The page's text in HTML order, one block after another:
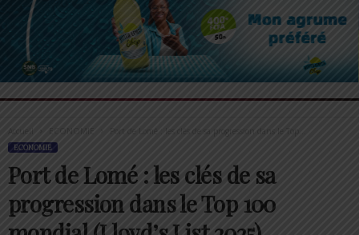
Accueil ECONOMIE Port de Lomé : les clés de sa progression dans le Top...
ECONOMIE
Port de Lomé : les clés de sa
progression dans le Top 100